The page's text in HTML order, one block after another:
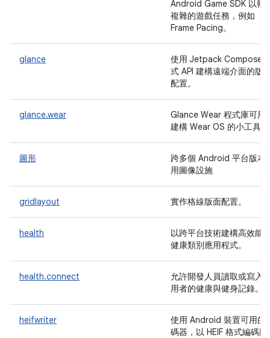
Android Game SDK 以執
複雜的遊戲任務，例如
Frame Pacing。
glance
使用 Jetpack Compose
式 API 建構遠端介面的版
配置。
glance.wear
Glance Wear 程式庫可用
建構 Wear OS 的小工具
圖形
跨多個 Android 平台版本
用圖像設施
gridlayout 實作格線版面配置。
health
以跨平台技術建構高效能
健康類別應用程式。
health.connect
允許開發人員讀取或寫入
用者的健康與健身記錄。
heifwriter
使用 Android 裝置可用的
碼器，以 HEIF 格式編碼圖